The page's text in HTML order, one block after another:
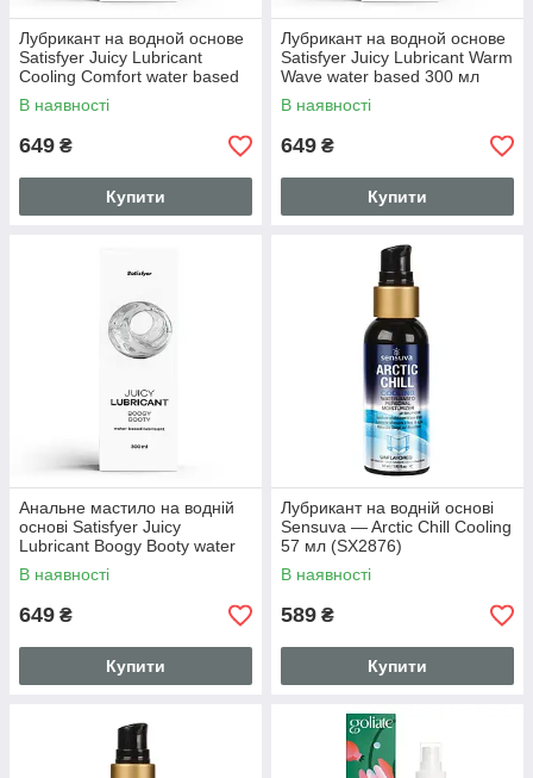
Лубрикант на водной основе
Satisfyer Juicy Lubricant
Cooling Comfort water based
300 мл
В наявності
649 ₴
Купити
Лубрикант на водной основе
Satisfyer Juicy Lubricant Warm
Wave water based 300 мл
В наявності
649 ₴
Купити
Анальне мастило на водній
основі Satisfyer Juicy
Lubricant Boogy Booty water
based 300 мл
В наявності
649 ₴
Купити
Лубрикант на водній основі
Sensuva — Arctic Chill Cooling
57 мл (SX2876)
В наявності
589 ₴
Купити